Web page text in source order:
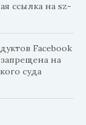
ссылка на sz-
Facebook
на
суда